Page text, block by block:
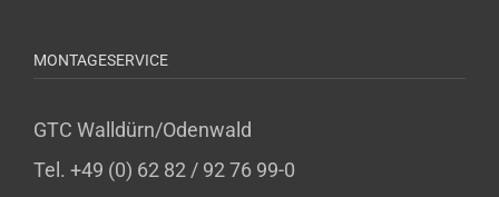
MONTAGESERVICE
GTC Walldürn/Odenwald
Tel. +49 (0) 62 82 / 92 76 99-0